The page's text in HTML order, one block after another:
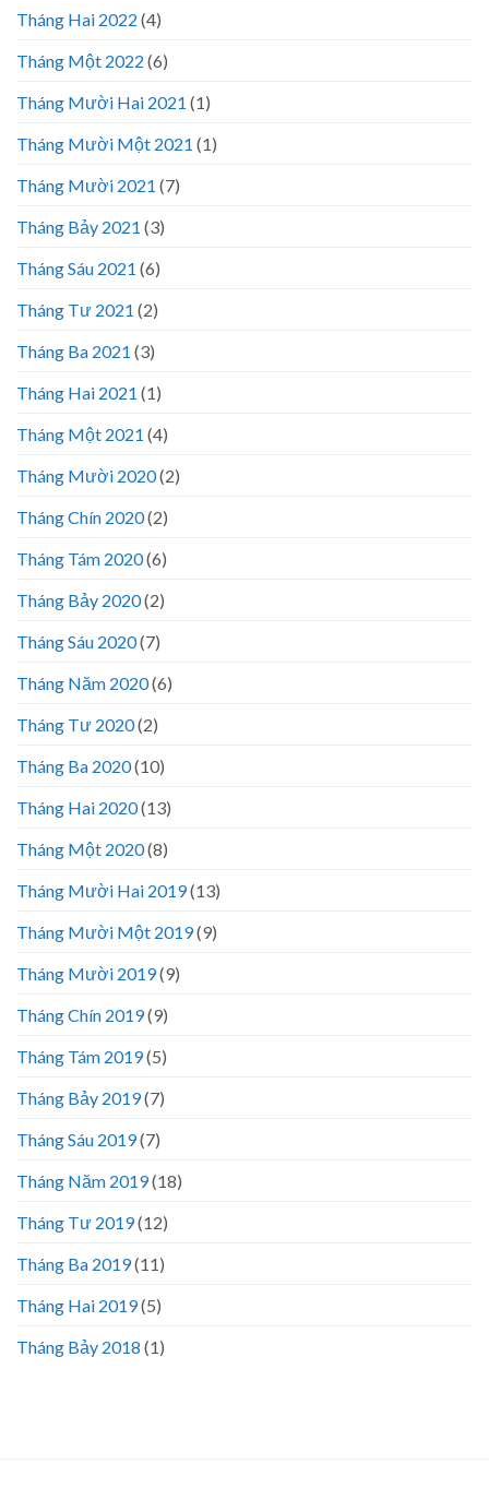
Tháng Hai 2022 (4)
Tháng Một 2022 (6)
Tháng Mười Hai 2021 (1)
Tháng Mười Một 2021 (1)
Tháng Mười 2021 (7)
Tháng Bảy 2021 (3)
Tháng Sáu 2021 (6)
Tháng Tư 2021 (2)
Tháng Ba 2021 (3)
Tháng Hai 2021 (1)
Tháng Một 2021 (4)
Tháng Mười 2020(2)
Tháng Chín 2020(2)
Tháng Tám 2020(6)
Tháng Bảy 2020(2)
Tháng Sáu 2020(7)
Tháng Năm 2020(6)
Tháng Tư 2020(2)
Tháng Ba 2020(10)
Tháng Hai 2020(13)
Tháng Một 2020(8)
Tháng Mười Hai 2019(13)
Tháng Mười Một 2019(9)
Tháng Mười 2019(9)
Tháng Chín 2019(9)
Tháng Tám 2019(5)
Tháng Bảy 2019(7)
Tháng Sáu 2019(7)
Tháng Năm 2019(18)
Tháng Tư 2019(12)
Tháng Ba 2019(11)
Tháng Hai 2019(5)
Tháng Bảy 2018 (1)